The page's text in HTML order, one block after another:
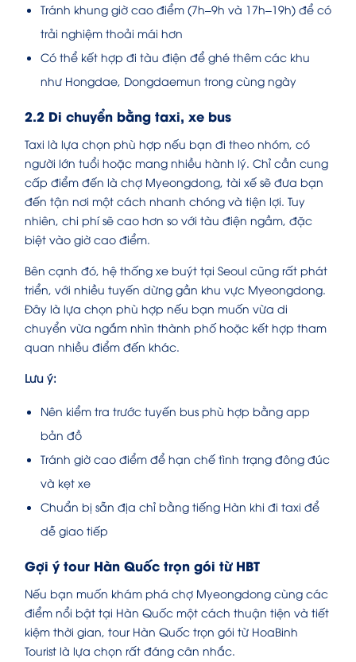
Tránh khung giờ cao điểm (7h–9h và 17h–19h) để có
trải nghiệm thoải mái hơn
Có thể kết hợp đi tàu điện để ghé thêm các khu
như Hongdae, Dongdaemun trong cùng ngày
2.2 Di chuyển bằng taxi, xe bus
Taxi là lựa chọn phù hợp nếu bạn đi theo nhóm, có
người lớn tuổi hoặc mang nhiều hành lý. Chỉ cần cung
cấp điểm đến là chợ Myeongdong, tài xế sẽ đưa bạn
đến tận nơi một cách nhanh chóng và tiện lợi. Tuy
nhiên, chi phí sẽ cao hơn so với tàu điện ngầm, đặc
biệt vào giờ cao điểm.
Bên cạnh đó, hệ thống xe buýt tại Seoul cũng rất phát
triển, với nhiều tuyến dừng gần khu vực Myeongdong.
Đây là lựa chọn phù hợp nếu bạn muốn vừa di
chuyển vừa ngắm nhìn thành phố hoặc kết hợp tham
quan nhiều điểm đến khác.
Lưu ý:
Nên kiểm tra trước tuyến bus phù hợp bằng app
bản đồ
Tránh giờ cao điểm để hạn chế tình trạng đông đúc
và kẹt xe
Chuẩn bị sẵn địa chỉ bằng tiếng Hàn khi đi taxi để
dễ giao tiếp
Gợi ý tour Hàn Quốc trọn gói từ HBT
Nếu bạn muốn khám phá chợ Myeongdong cùng các
điểm nổi bật tại Hàn Quốc một cách thuận tiện và tiết
kiệm thời gian, tour Hàn Quốc trọn gói từ HoaBinh
Tourist là lựa chọn rất đáng cân nhắc.